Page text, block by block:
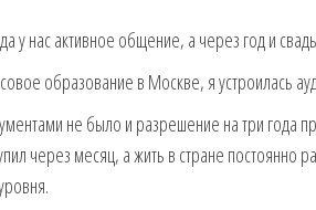
у нас активное общение, а через год и
образование в Москве, я устроилась
не было и разрешение на три года
через месяц, а жить в стране постоянно